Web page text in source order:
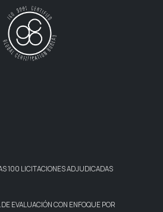
100 LICITACIONES ADJUDICADAS
EVALUACIÓN CON ENFOQUE POR